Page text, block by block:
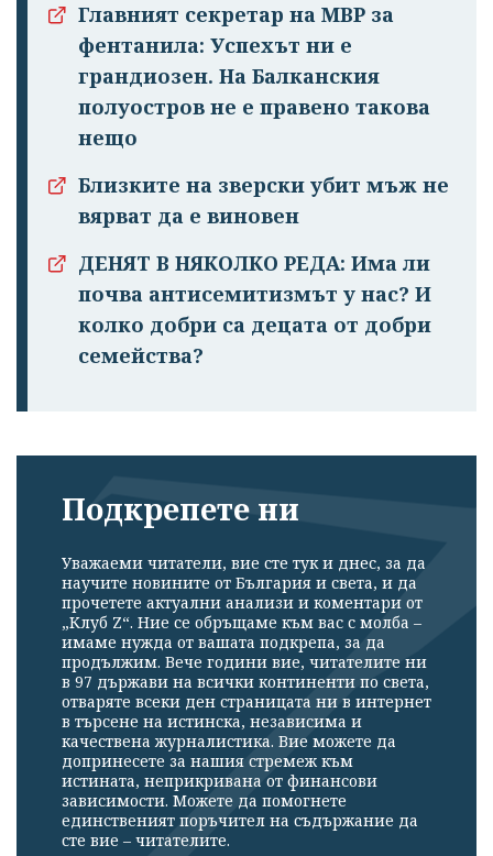
Успешно
излязохте от
профила си!
Главният секретар на МВР за
фентанила: Успехът ни е
грандиозен. На Балканския
полуостров не е правено такова
нещо
Близките на зверски убит мъж не
вярват да е виновен
ДЕНЯТ В НЯКОЛКО РЕДА: Има ли
почва антисемитизмът у нас? И
колко добри са децата от добри
семейства?
Подкрепете ни
Уважаеми читатели, вие сте тук и днес, за да
научите новините от България и света, и да
прочетете актуални анализи и коментари от
„Клуб Z“. Ние се обръщаме към вас с молба –
имаме нужда от вашата подкрепа, за да
продължим. Вече години вие, читателите ни
в 97 държави на всички континенти по света,
отваряте всеки ден страницата ни в интернет
в търсене на истинска, независима и
качествена журналистика. Вие можете да
допринесете за нашия стремеж към
истината, неприкривана от финансови
зависимости. Можете да помогнете
единственият поръчител на съдържание да
сте вие – читателите.